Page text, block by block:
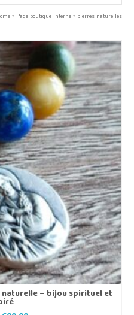
» Page boutique interne » pierres naturelles
– bijou spirituel et